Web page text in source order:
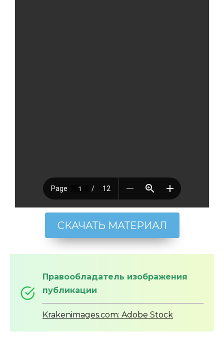
СКАЧАТЬ МАТЕРИАЛ
Правообладатель изображения
публикации
Krakenimages.com: Adobe Stock